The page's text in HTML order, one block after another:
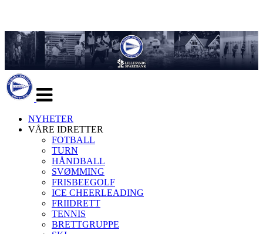
navigasjon
NYHETER
VÅRE IDRETTER
FOTBALL
TURN
HÅNDBALL
SVØMMING
FRISBEEGOLF
ICE CHEERLEADING
FRIIDRETT
TENNIS
BRETTGRUPPE